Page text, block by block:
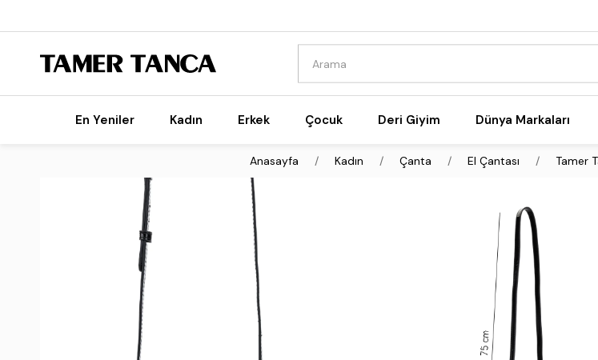
En Yeniler Kadın Erkek Çocuk Deri Giyim Dünya Markaları
Anasayfa Kadın Çanta El Çantası Tamer